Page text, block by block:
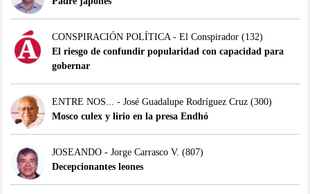
CONSPIRACIÓN POLÍTICA - El Conspirador(132)
El riesgo de confundir popularidad con capacidad para
gobernar
ENTRE NOS... - José Guadalupe Rodríguez Cruz(300)
Mosco culex y lirio en la presa Endhó
JOSEANDO - Jorge Carrasco V. (807)
Decepcionantes leones